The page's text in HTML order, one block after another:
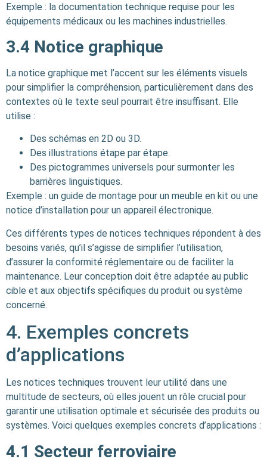
Exemple : la documentation technique requise pour les
équipements médicaux ou les machines industrielles.
3.4 Notice graphique
La notice graphique met l’accent sur les éléments visuels
pour simplifier la compréhension, particulièrement dans des
contextes où le texte seul pourrait être insuffisant. Elle
utilise :
Des schémas en 2D ou 3D.
Des illustrations étape par étape.
Des pictogrammes universels pour surmonter les
barrières linguistiques.
Exemple : un guide de montage pour un meuble en kit ou une
notice d’installation pour un appareil électronique.
Ces différents types de notices techniques répondent à des
besoins variés, qu’il s’agisse de simplifier l’utilisation,
d’assurer la conformité réglementaire ou de faciliter la
maintenance. Leur conception doit être adaptée au public
cible et aux objectifs spécifiques du produit ou système
concerné.
4. Exemples concrets
d’applications
Les notices techniques trouvent leur utilité dans une
multitude de secteurs, où elles jouent un rôle crucial pour
garantir une utilisation optimale et sécurisée des produits ou
systèmes. Voici quelques exemples concrets d’applications :
4.1 Secteur ferroviaire